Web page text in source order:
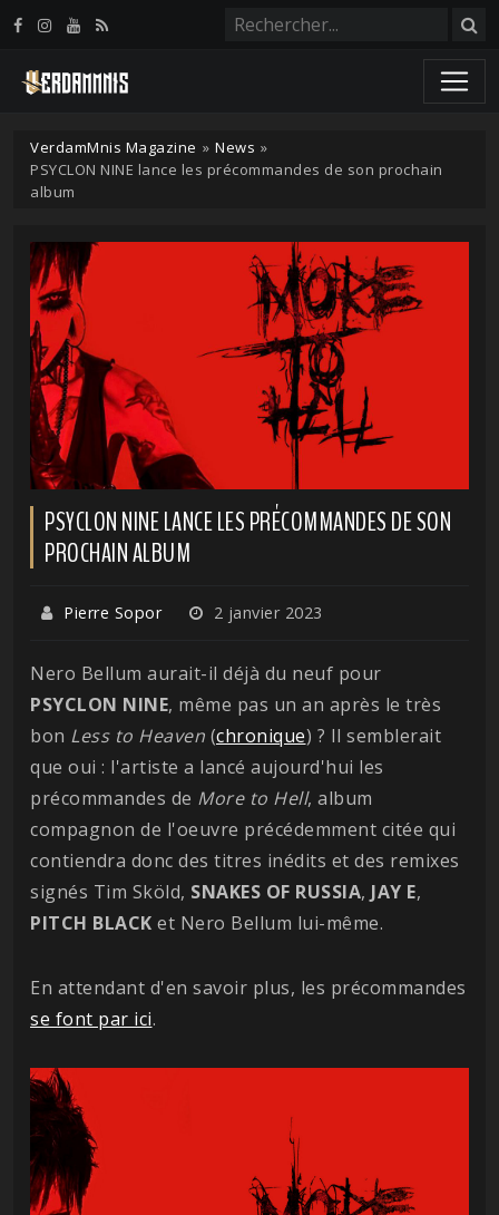
VerdamMnis Magazine » News »
PSYCLON NINE lance les précommandes de son prochain
album
PSYCLON NINE LANCE LES PRÉCOMMANDES DE SON
PROCHAIN ALBUM
Pierre Sopor 2 janvier 2023
Nero Bellum aurait-il déjà du neuf pour
PSYCLON NINE, même pas un an après le très
bon Less to Heaven (chronique) ? Il semblerait
que oui : l'artiste a lancé aujourd'hui les
précommandes de More to Hell, album
compagnon de l'oeuvre précédemment citée qui
contiendra donc des titres inédits et des remixes
signés Tim Sköld, SNAKES OF RUSSIA, JAY E,
PITCH BLACK et Nero Bellum lui-même.
En attendant d'en savoir plus, les précommandes
se font par ici.
Panneau de gestion des cookies